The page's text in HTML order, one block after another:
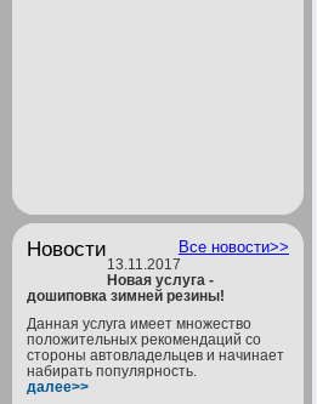
Новости Все новости>>
13.11.2017
Новая услуга -
дошиповка зимней резины!
Данная услуга имеет множество
положительных рекомендаций со
стороны автовладельцев и начинает
набирать популярность.
далее>>